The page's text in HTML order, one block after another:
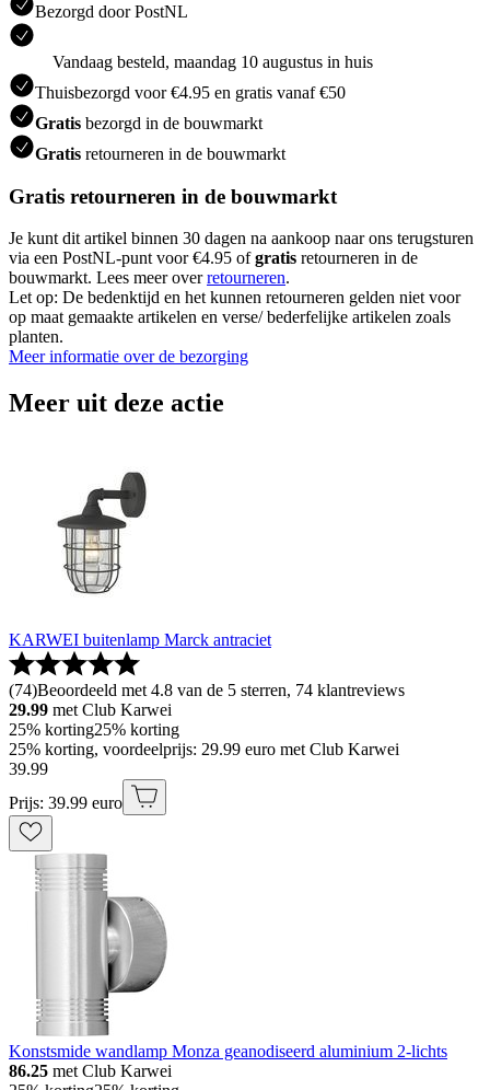
Bezorgd door PostNL
Vandaag besteld, maandag 10 augustus in huis
Thuisbezorgd voor €4.95 en gratis vanaf €50
Gratis bezorgd in de bouwmarkt
Gratis retourneren in de bouwmarkt
Gratis retourneren in de bouwmarkt
Je kunt dit artikel binnen 30 dagen na aankoop naar ons terugsturen
via een PostNL-punt voor €4.95 ofgratis retourneren in de
bouwmarkt. Lees meer overretourneren.
Let op: De bedenktijd en het kunnen retourneren gelden niet voor
op maat gemaakte artikelen en verse/ bederfelijke artikelen zoals
planten.
Meer informatie over de bezorging
Meer uit deze actie
KARWEI buitenlamp Marck antraciet
(74)Beoordeeld met 4.8 van de 5 sterren, 74 klantreviews
29.99 met Club Karwei
25% korting25% korting
25% korting, voordeelprijs: 29.99 euro met Club Karwei
39.99
Prijs: 39.99 euro
Konstsmide wandlamp Monza geanodiseerd aluminium 2-lichts
86.25 met Club Karwei